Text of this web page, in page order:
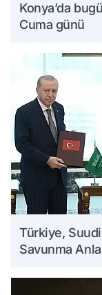
Konya’da
Cuma günü
Türkiye,
Savunma